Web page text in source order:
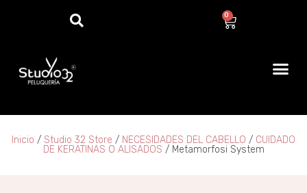
0
Inicio / Studio 32 Store / NECESIDADES DEL CABELLO / CUIDADO
DE KERATINAS O ALISADOS / Metamorfosi System